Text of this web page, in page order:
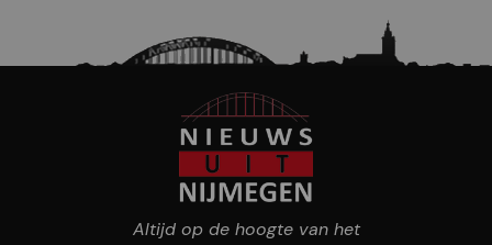
Altijd op de hoogte van het